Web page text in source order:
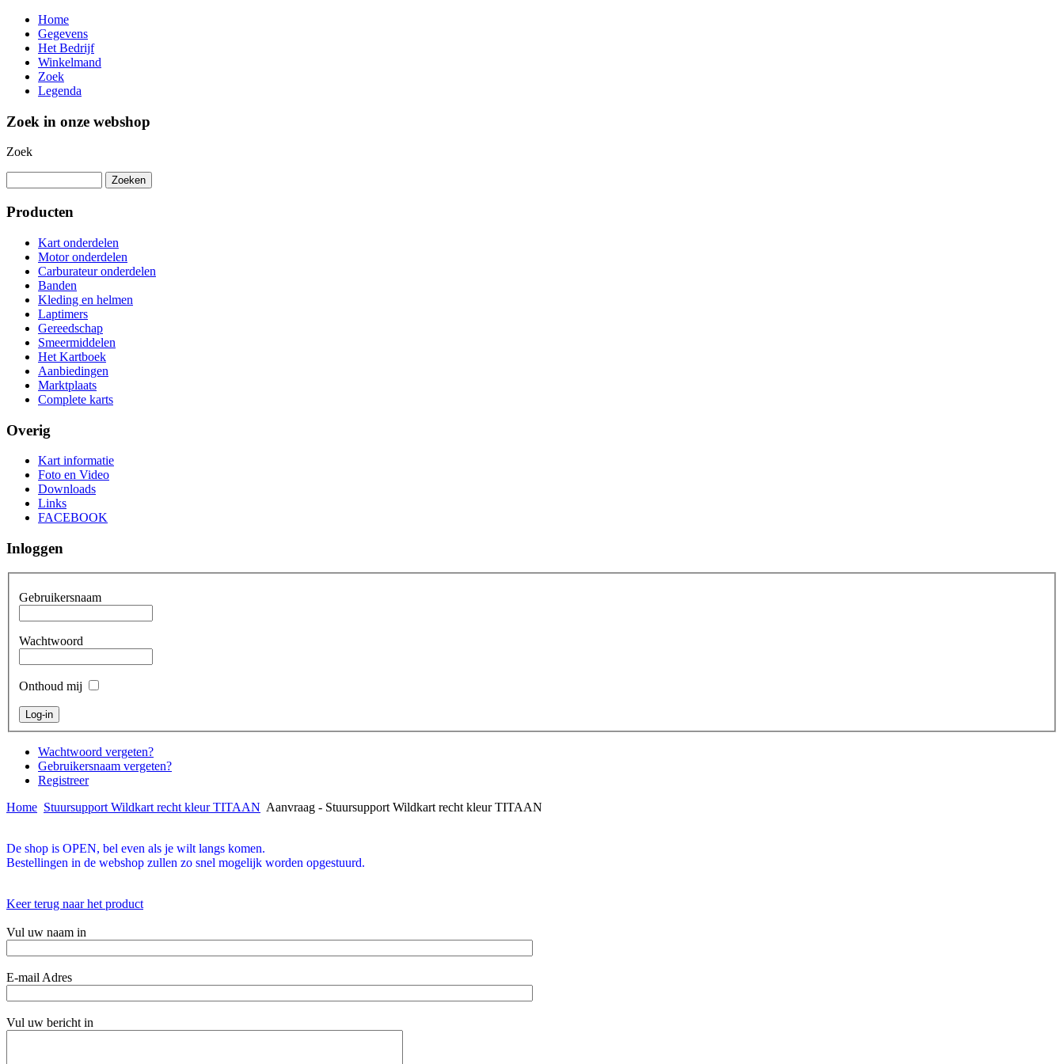
Home
Gegevens
Het Bedrijf
Winkelmand
Zoek
Legenda
Zoek in onze webshop
Zoek
Producten
Kart onderdelen
Motor onderdelen
Carburateur onderdelen
Banden
Kleding en helmen
Laptimers
Gereedschap
Smeermiddelen
Het Kartboek
Aanbiedingen
Marktplaats
Complete karts
Overig
Kart informatie
Foto en Video
Downloads
Links
FACEBOOK
Inloggen
Gebruikersnaam
Wachtwoord
Onthoud mij
Wachtwoord vergeten?
Gebruikersnaam vergeten?
Registreer
Home Stuursupport Wildkart recht kleur TITAAN Aanvraag - Stuursupport Wildkart recht kleur TITAAN
De shop is OPEN, bel even als je wilt langs komen.
Bestellingen in de webshop zullen zo snel mogelijk worden opgestuurd.
Keer terug naar het product
Vul uw naam in
E-mail Adres
Vul uw bericht in